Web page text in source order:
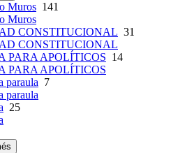
Muros 141
Muros
CONSTITUCIONAL 31
CONSTITUCIONAL
PARA APOLÍTICOS 14
PARA APOLÍTICOS
paraula 7
paraula
25